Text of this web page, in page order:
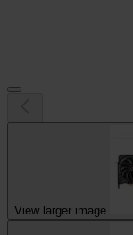
View larger image